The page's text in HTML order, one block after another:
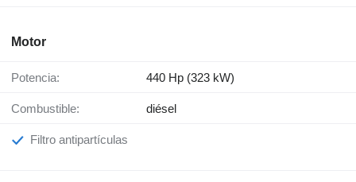
Motor
Potencia: 440 Hp (323 kW)
Combustible: diésel
Filtro antipartículas